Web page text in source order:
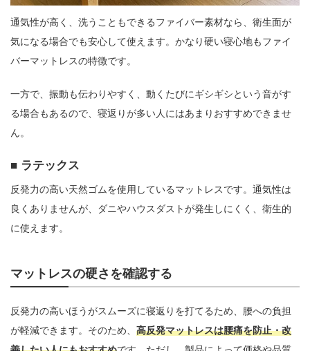
通気性が高く、洗うこともできるファイバー素材なら、衛生面が
気になる場合でも安心して使えます。かなり硬い寝心地もファイ
バーマットレスの特徴です。
一方で、振動も伝わりやすく、動くたびにギシギシという音がす
る場合もあるので、寝返りが多い人にはあまりおすすめできませ
ん。
ラテックス
反発力の高い天然ゴムを使用しているマットレスです。通気性は
良くありませんが、ダニやハウスダストが発生しにくく、衛生的
に使えます。
マットレスの硬さを確認する
反発力の高いほうがスムーズに寝返りを打てるため、腰への負担
が軽減できます。そのため、 高反発マットレスは腰痛を防止・改